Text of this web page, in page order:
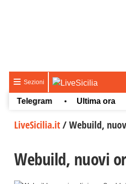
Sezioni
Telegram • Ultima ora •
LiveSicilia.it/Webuild,
Webuild, nuovi